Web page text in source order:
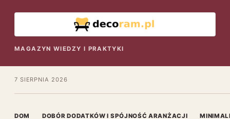
MAGAZYN WIEDZY I PRAKTYKI
7 SIERPNIA 2026
DOM DOBÓR DODATKÓW I SPÓJNOŚĆ ARANŻACJI